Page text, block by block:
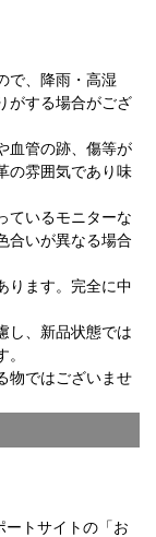
で、降雨・高湿
がする場合がござ
血管の跡、傷等が
の雰囲気であり味
ているモニターな
合いが異なる場合
ります。完全に中
し、新品状態では
物ではございませ
トサイトの「お